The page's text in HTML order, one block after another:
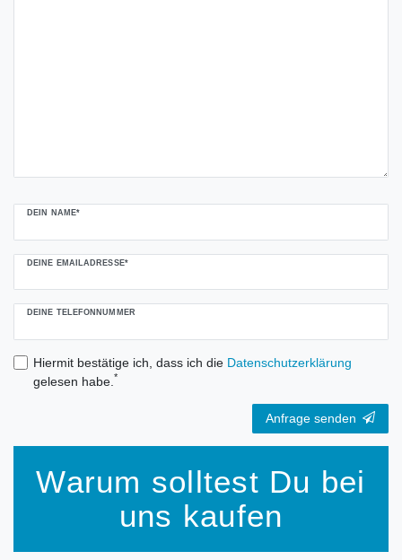
DEIN NAME*
DEINE EMAILADRESSE*
DEINE TELEFONNUMMER
Hiermit bestätige ich, dass ich die Daten­schutz­erklärung
gelesen habe. *
Anfrage senden
Warum solltest Du bei
uns kaufen